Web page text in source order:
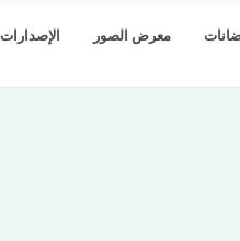
معرض الصور الإصدارات